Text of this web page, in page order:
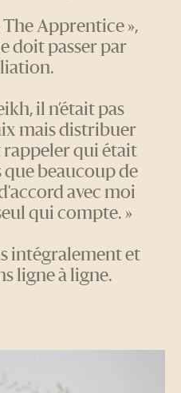
The Apprentice »,
doit passer par
il n’était pas
mais distribuer
rappeler qui était
que beaucoup de
avec moi
qui compte. »
intégralement et
ligne à ligne.